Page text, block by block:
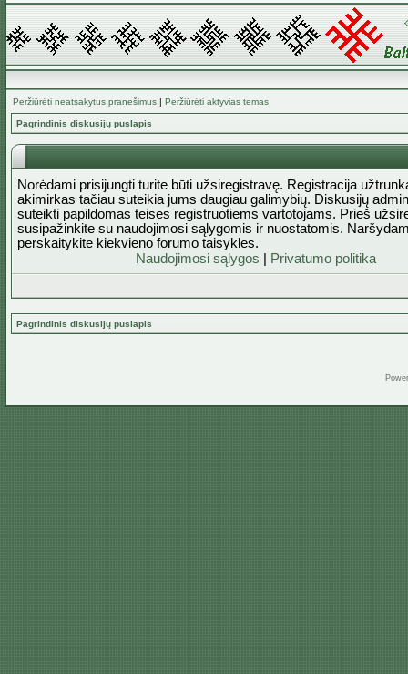
Peržiūrėti neatsakytus pranešimus | Peržiūrėti aktyvias temas
Pagrindinis diskusijų puslapis
Norėdami prisijungti turite būti užsiregistravę. Registracija
akimirkas tačiau suteikia jums daugiau galimybių. Diskusijų
suteikti papildomas teises registruotiems vartotojams. Prieš
susipažinkite su naudojimosi sąlygomis ir nuostatomis.
perskaitykite kiekvieno forumo taisykles.
Naudojimosi sąlygos
Privatumo politika
Pagrindinis diskusijų puslapis